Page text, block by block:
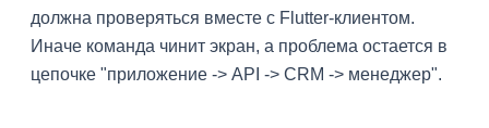
должна проверяться вместе с Flutter-клиентом.
Иначе команда чинит экран, а проблема остается в
цепочке "приложение -> API -> CRM -> менеджер".